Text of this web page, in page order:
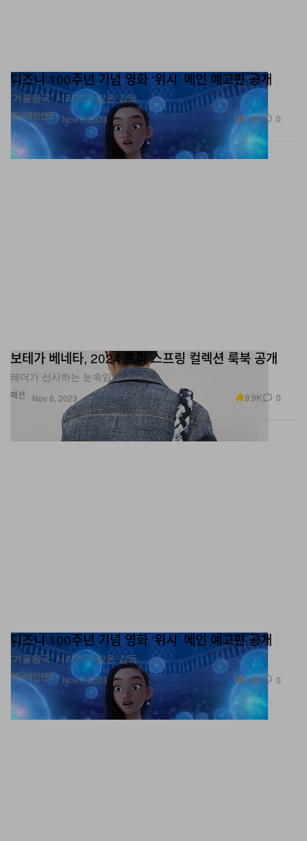
엔터테인먼트
디즈니 100주년 기념 영화 ‘위시’ 메인 예고편 공개
‘겨울왕국’ 시리즈와 같은 감독.
Nov 7, 2023 1.8K 0
패션
보테가 베네타, 2024 프리 스프링 컬렉션 룩북 공개
레더가 선사하는 눈속임.
Nov 6, 2023 9.9K 0
엔터테인먼트
디즈니 100주년 기념 영화 ‘위시’ 메인 예고편 공개
‘겨울왕국’ 시리즈와 같은 감독.
Nov 7, 2023 1.8K 0